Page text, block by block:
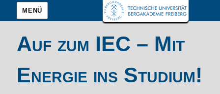
MENÜ
Auf zum IEC – Mit
Energie ins Studium!